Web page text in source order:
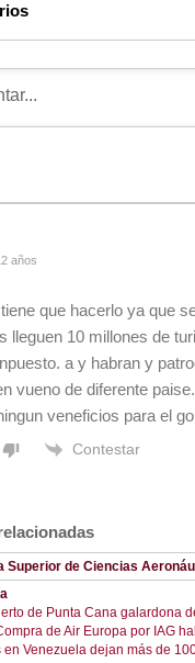
años
que hacerlo ya que
lleguen 10 millones de
a y habran y
vueno de diferente
veneficios para el
Contestar
Superior de Ciencias
de Punta Cana galardona
de Air Europa por IAG
en Venezuela dejan más de